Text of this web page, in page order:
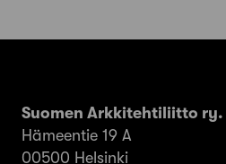
Suomen Arkkitehtiliitto ry.
Hämeentie 19 A
00500 Helsinki